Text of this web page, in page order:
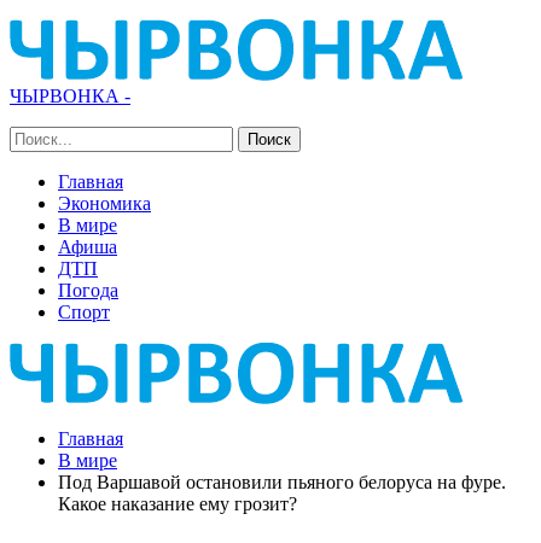
ЧЫРВОНКА -
Главная
Экономика
В мире
Афиша
ДТП
Погода
Спорт
Главная
В мире
Под Варшавой остановили пьяного белоруса на фуре.
Какое наказание ему грозит?